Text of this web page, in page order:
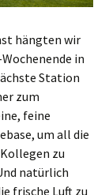
hängten wir
in
Station
zum
feine
um all die
zu
natürlich
frische Luft zu